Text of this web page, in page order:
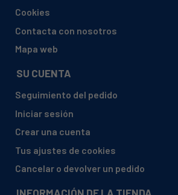
ELECTROLUX, 94776028200 EKE 6740
ELECTROLUX, 94776028501 EKC 6735
Cookies
Contacta con nosotros
Mapa web
SU CUENTA
Seguimiento del pedido
Iniciar sesión
Crear una cuenta
Tus ajustes de cookies
Cancelar o devolver un pedido